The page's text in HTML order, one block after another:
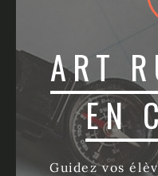
ART
EN
Guidez vos